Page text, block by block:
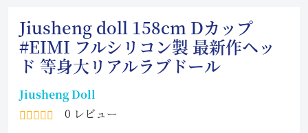
Jiusheng doll 158cm Dカップ
#EIMI フルシリコン製 最新作ヘッ
ド 等身大リアルラブドール
Jiusheng Doll
0 レビュー